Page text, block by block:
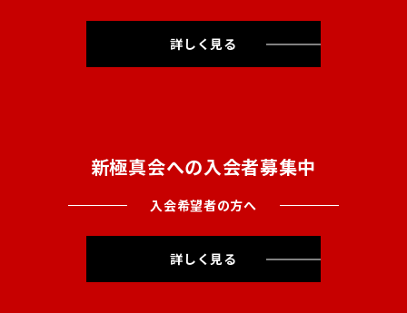
詳しく見る
新極真会への入会者募集中
入会希望者の方へ
詳しく見る